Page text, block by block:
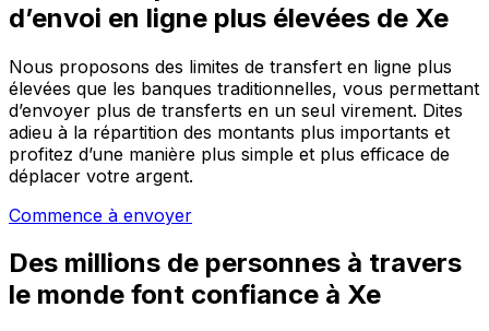
d’envoi en ligne plus élevées de Xe
Nous proposons des limites de transfert en ligne plus
élevées que les banques traditionnelles, vous permettant
d’envoyer plus de transferts en un seul virement. Dites
adieu à la répartition des montants plus importants et
profitez d’une manière plus simple et plus efficace de
déplacer votre argent.
Commence à envoyer
Des millions de personnes à travers
le monde font confiance à Xe